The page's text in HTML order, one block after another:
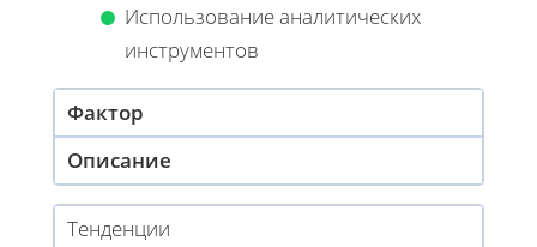
Использование аналитических
инструментов
Фактор
Описание
Тенденции